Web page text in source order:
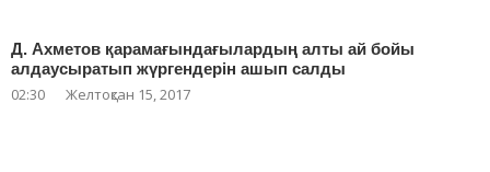
Д. Ахметов қарамағындағылардың алты ай бойы
алдаусыратып жүргендерін ашып салды
02:30 Желтоқсан 15, 2017